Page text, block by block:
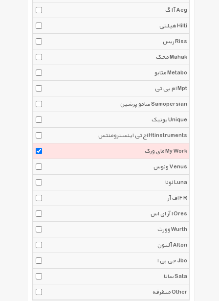
آ ا گ Aeg
هیلتی Hilti
ریس Riss
محک Mahak
متابو Metabo
ام پی تی Mpt
صامو پرشین Samopersian
یونیک Unique
اچ تی اینسترومنتس Htinstruments
مای ورک My Work
ونوس Venus
لونا Luna
اف آر F R
ا آر ای اس Ores
وورث Wurth
آلتون Alton
جی بی ا Jbo
ساتا Sata
متفرقه Other